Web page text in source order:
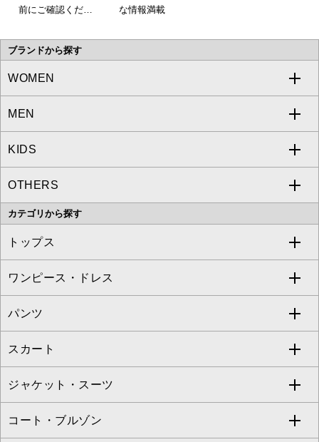
前にご確認くださ
な情報満載
ブランドから探す
WOMEN
a.v.v
MICHEL KLEIN
MK MICHEL KLEIN
OFUON le MK
Sybilla
S sybilla
Jocomomola
TARA JARMON
ZAPA
TONEA
MEN
a.v.v
MICHEL KLEIN HOMME
MK MICHEL KLEIN HOMME
KIDS
a.v.v
OTHERS
MK MICHEL KLEIN BAG
EMILIO ROBBA
BUYERS SELECT
カテゴリから探す
トップス
すべてのトップス
カットソー・Tシャツ
ブラウス・シャツ
ニット・セーター
カーディガン
ワンピース・ドレス
すべてのワンピース・ドレス
ワンピース
ドレス
チュニック
パンツ
すべてのパンツ
フルレングスパンツ
クロップド・半端丈パンツ
スカート
すべてのスカート
ロング・マキシ丈スカート
ジャケット・スーツ
すべてのジャケット・スーツ
コート・ブルゾン